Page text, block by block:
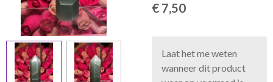
€ 7,50
Laat het me weten
wanneer dit product